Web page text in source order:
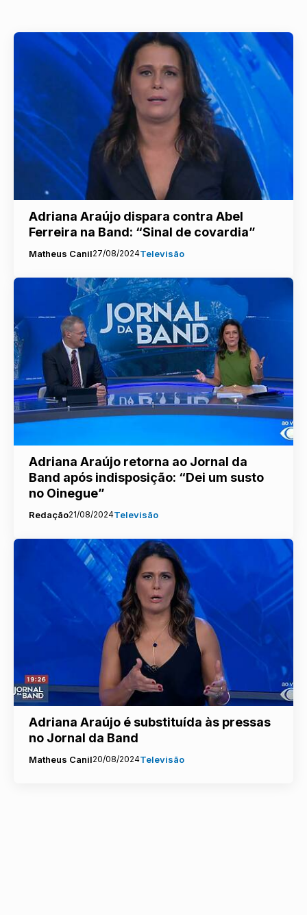
Adriana Araújo dispara contra Abel
Ferreira na Band: “Sinal de covardia”
Matheus Canil27/08/2024Televisão
Adriana Araújo retorna ao Jornal da
Band após indisposição: “Dei um susto
no Oinegue”
Redação21/08/2024Televisão
Adriana Araújo é substituída às pressas
no Jornal da Band
Matheus Canil20/08/2024Televisão